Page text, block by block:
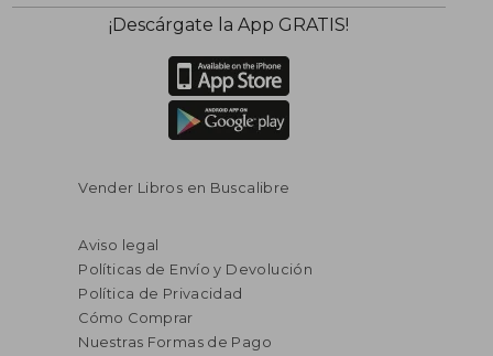
¡Descárgate la App GRATIS!
Vender Libros en Buscalibre
Aviso legal
Políticas de Envío y Devolución
Política de Privacidad
Cómo Comprar
Nuestras Formas de Pago